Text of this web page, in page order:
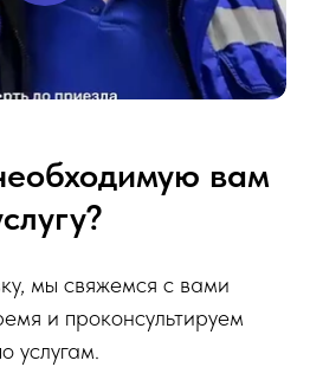
вам
мы свяжемся с вами
и проконсультируем
услугам.